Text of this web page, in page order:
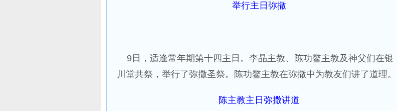
举行主日弥撒
9日，适逢常年期第十四主日。李晶主教、陈功鳌主教及神父们在银
川堂共祭，举行了弥撒圣祭。陈功鳌主教在弥撒中为教友们讲了道理。
陈主教主日弥撒讲道